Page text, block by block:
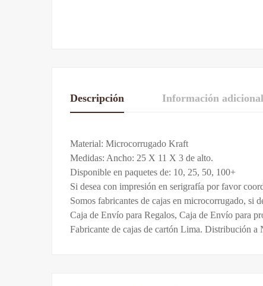
Descripción Información adicional
Material: Microcorrugado Kraft
Medidas: Ancho: 25 X 11 X 3 de alto.
Disponible en paquetes de: 10, 25, 50, 100+
Si desea con impresión en serigrafía por favor
Somos fabricantes de cajas en microcorrugado, si
Caja de Envío para Regalos, Caja de Envío para
Fabricante de cajas de cartón Lima. Distribución a
Paquete Paquete de 10,Paquete de 25
De La
Todavía no hay